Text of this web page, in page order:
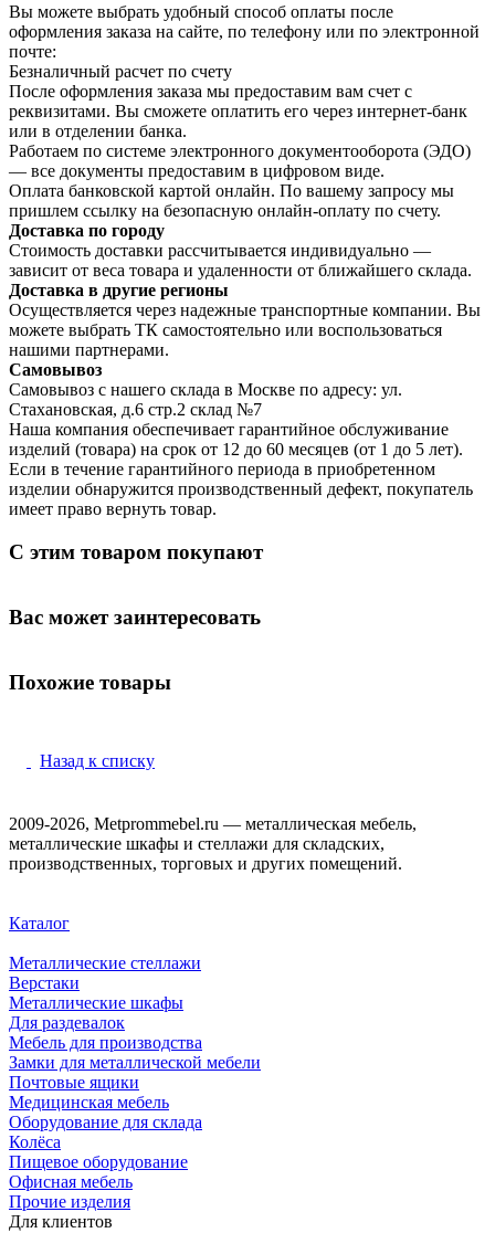
Вы можете выбрать удобный способ оплаты после
оформления заказа на сайте, по телефону или по электронной
почте:
Безналичный расчет по счету
После оформления заказа мы предоставим вам счет с
реквизитами. Вы сможете оплатить его через интернет-банк
или в отделении банка.
Работаем по системе электронного документооборота (ЭДО)
— все документы предоставим в цифровом виде.
Оплата банковской картой онлайн. По вашему запросу мы
пришлем ссылку на безопасную онлайн-оплату по счету.
Доставка по городу
Стоимость доставки рассчитывается индивидуально —
зависит от веса товара и удаленности от ближайшего склада.
Доставка в другие регионы
Осуществляется через надежные транспортные компании. Вы
можете выбрать ТК самостоятельно или воспользоваться
нашими партнерами.
Самовывоз
Самовывоз с нашего склада в Москве по адресу: ул.
Стахановская, д.6 стр.2 склад №7
Наша компания обеспечивает гарантийное обслуживание
изделий (товара) на срок от 12 до 60 месяцев (от 1 до 5 лет).
Если в течение гарантийного периода в приобретенном
изделии обнаружится производственный дефект, покупатель
имеет право вернуть товар.
С этим товаром покупают
Вас может заинтересовать
Похожие товары
Назад к списку
2009-2026, Metprommebel.ru — металлическая мебель,
металлические шкафы и стеллажи для складских,
производственных, торговых и других помещений.
Каталог
Металлические стеллажи
Верстаки
Металлические шкафы
Для раздевалок
Мебель для производства
Замки для металлической мебели
Почтовые ящики
Медицинская мебель
Оборудование для склада
Колёса
Пищевое оборудование
Офисная мебель
Прочие изделия
Для клиентов